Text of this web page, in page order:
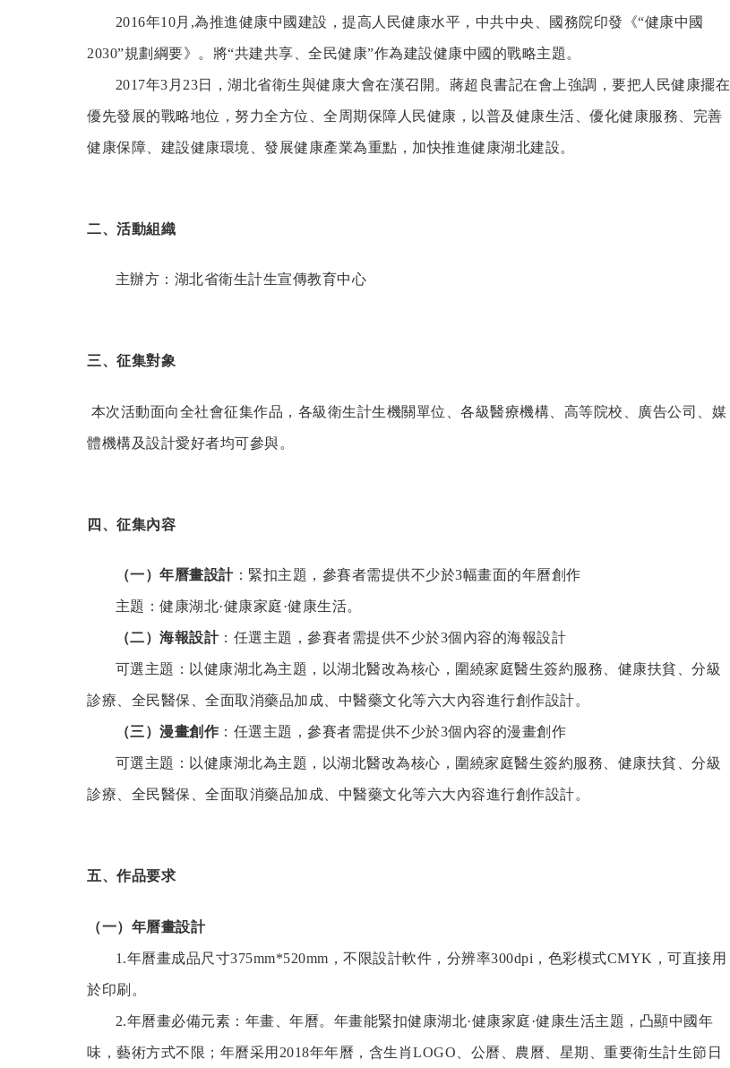
2016年10月,為推進健康中國建設，提高人民健康水平，中共中央、國務院印發《“健康中國
2030”規劃綱要》。將“共建共享、全民健康”作為建設健康中國的戰略主題。
2017年3月23日，湖北省衛生與健康大會在漢召開。蔣超良書記在會上強調，要把人民健康擺在
優先發展的戰略地位，努力全方位、全周期保障人民健康，以普及健康生活、優化健康服務、完善
健康保障、建設健康環境、發展健康產業為重點，加快推進健康湖北建設。
二、活動組織
主辦方：湖北省衛生計生宣傳教育中心
三、征集對象
本次活動面向全社會征集作品，各級衛生計生機關單位、各級醫療機構、高等院校、廣告公司、媒
體機構及設計愛好者均可參與。
四、征集內容
（一）年曆畫設計：緊扣主題，參賽者需提供不少於3幅畫面的年曆創作
主題：健康湖北·健康家庭·健康生活。
（二）海報設計：任選主題，參賽者需提供不少於3個內容的海報設計
可選主題：以健康湖北為主題，以湖北醫改為核心，圍繞家庭醫生簽約服務、健康扶貧、分級
診療、全民醫保、全面取消藥品加成、中醫藥文化等六大內容進行創作設計。
（三）漫畫創作 ：任選主題，參賽者需提供不少於3個內容的漫畫創作
可選主題：以健康湖北為主題，以湖北醫改為核心，圍繞家庭醫生簽約服務、健康扶貧、分級
診療、全民醫保、全面取消藥品加成、中醫藥文化等六大內容進行創作設計。
五、作品要求
（一）年曆畫設計
1.年曆畫成品尺寸375mm*520mm，不限設計軟件，分辨率300dpi，色彩模式CMYK，可直接用
於印刷。
2.年曆畫必備元素：年畫、年曆。年畫能緊扣健康湖北·健康家庭·健康生活主題，凸顯中國年
味，藝術方式不限；年曆采用2018年年曆，含生肖LOGO、公曆、農曆、星期、重要衛生計生節日